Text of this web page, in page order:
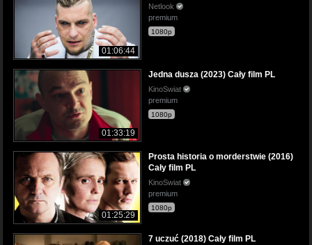
01:06:44
Netlook
premium
1080p
01:33:19
Jedna dusza (2023) Cały film PL
KinoSwiat
premium
1080p
01:25:29
Prosta historia o morderstwie (2016)
Cały film PL
KinoSwiat
premium
1080p
7 uczuć (2018) Cały film PL